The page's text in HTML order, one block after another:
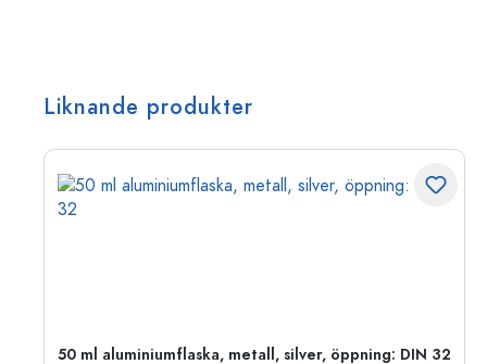
Liknande produkter
50 ml aluminiumflaska, metall, silver, öppning: DIN 32